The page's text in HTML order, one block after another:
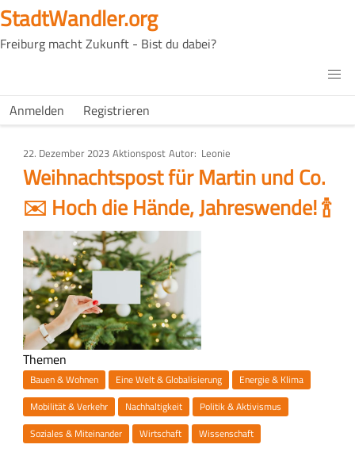
Direkt
zum
Inhalt
StadtWandler.org
Freiburg macht Zukunft - Bist du dabei?
Main
H4C
USER
Anmelden Registrieren
22. Dezember 2023 Art
des
Artikels
Aktionspost Autor Leonie
Weihnachtspost für Martin und Co.
✉️ Hoch die Hände, Jahreswende! 🍾
Bild
Themen
Bauen & Wohnen Eine Welt & Globalisierung
Energie & Klima
Mobilität & Verkehr
Nachhaltigkeit
Politik & Aktivismus
Soziales & Miteinander
Wirtschaft Wissenschaft